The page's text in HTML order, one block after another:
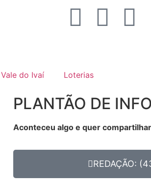
Vale do Ivaí Loterias
PLANTÃO DE
Aconteceu algo e quer
REDAÇÃO: